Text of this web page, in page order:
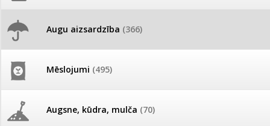
Augu aizsardzība (366)
Mēslojumi (495)
Augsne, kūdra, mulča (70)
Pašlasīšanas vietu katalogs
26.05. Vebinārs - Kā ierobežot
gliemežus piemājas dārzā un
frēze + mulčieris +
AKCIJAS komplekts -
Pret ērcēm, kukaiņiem PROF
Produkti »Augu aizsardzība
Preču salīdzināšana